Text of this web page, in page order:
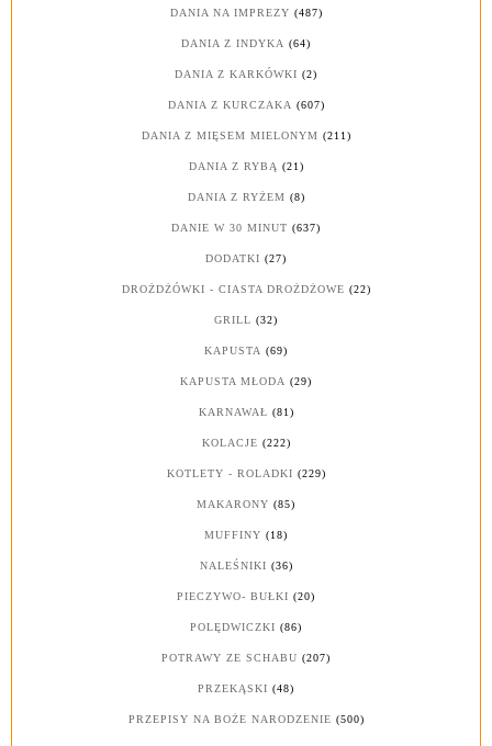
DANIA NA IMPREZY (487)
DANIA Z INDYKA (64)
DANIA Z KARKÓWKI (2)
DANIA Z KURCZAKA (607)
DANIA Z MIĘSEM MIELONYM (211)
DANIA Z RYBĄ (21)
DANIA Z RYŻEM (8)
DANIE W 30 MINUT (637)
DODATKI (27)
DROŻDŻÓWKI - CIASTA DROŻDŻOWE (22)
GRILL (32)
KAPUSTA (69)
KAPUSTA MŁODA (29)
KARNAWAŁ (81)
KOLACJE (222)
KOTLETY - ROLADKI (229)
MAKARONY (85)
MUFFINY (18)
NALEŚNIKI (36)
PIECZYWO- BUŁKI (20)
POLĘDWICZKI (86)
POTRAWY ZE SCHABU (207)
PRZEKĄSKI (48)
PRZEPISY NA BOŻE NARODZENIE (500)